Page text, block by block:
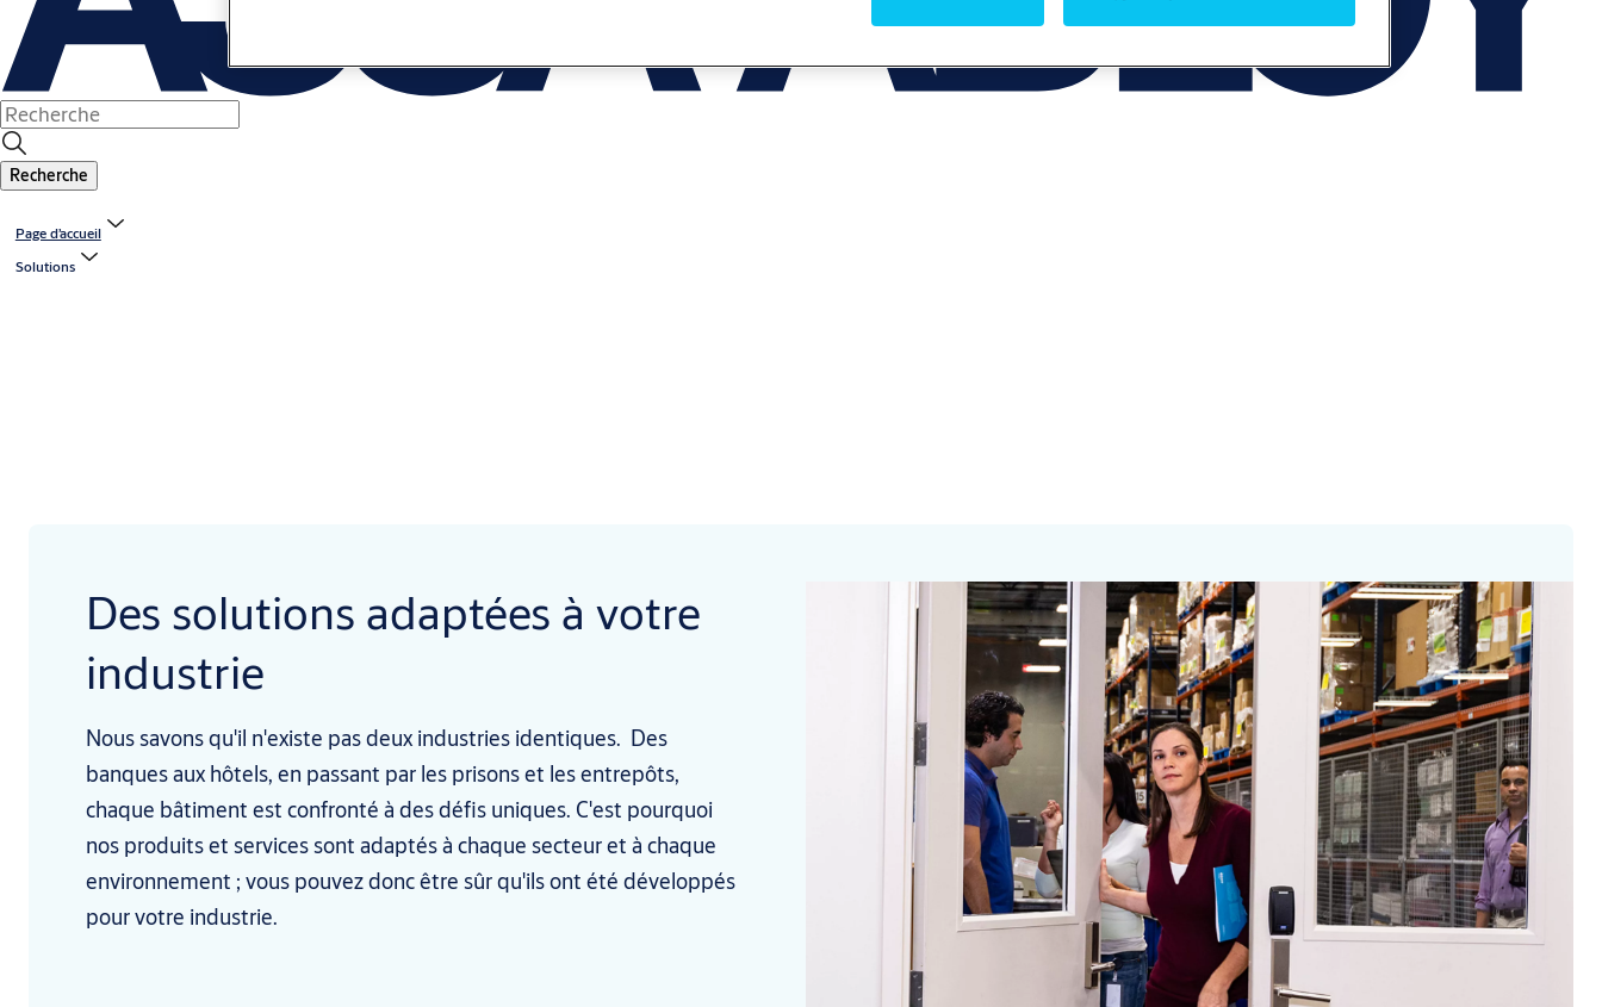
Recherche
Page d’accueil
Solutions
Des solutions adaptées à votre
industrie
Nous savons qu'il n'existe pas deux industries identiques. Des
banques aux hôtels, en passant par les prisons et les entrepôts,
chaque bâtiment est confronté à des défis uniques. C'est pourquoi
nos produits et services sont adaptés à chaque secteur et à chaque
environnement ; vous pouvez donc être sûr qu'ils ont été développés
pour votre industrie.